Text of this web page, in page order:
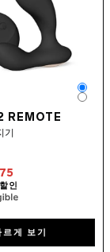
REMOTE
르게 보기